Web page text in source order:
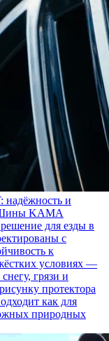
и
KAMA
для езды в
с
к
условиях —
грязи и
протектора
как для
природных